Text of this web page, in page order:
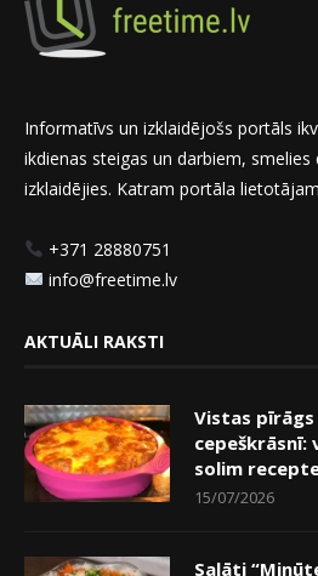
Informatīvs un izklaidējošs portāls
ikdienas steigas un darbiem,
izklaidējies. Katram portāla
+371 28880751
info@freetime.lv
AKTUĀLI RAKSTI
Vistas pīrāgs
cepeškrāsnī:
solim
15/07/2026
Salāti